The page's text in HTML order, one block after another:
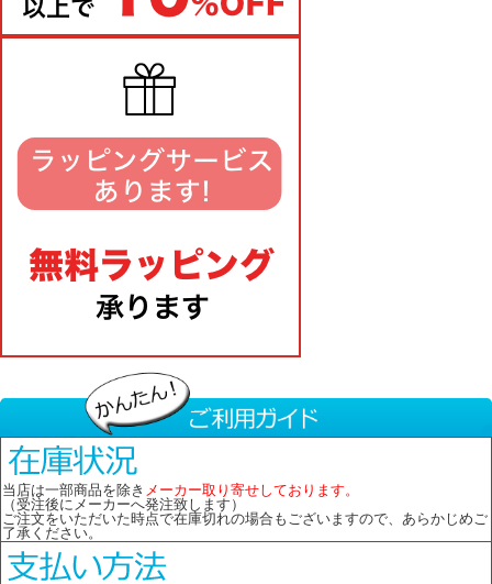
当店は一部商品を除き メーカー取り寄せしております。
（受注後にメーカーへ発注致します）
ご注文をいただいた時点で在庫切れの場合もございますので、あらかじめご
了承ください。